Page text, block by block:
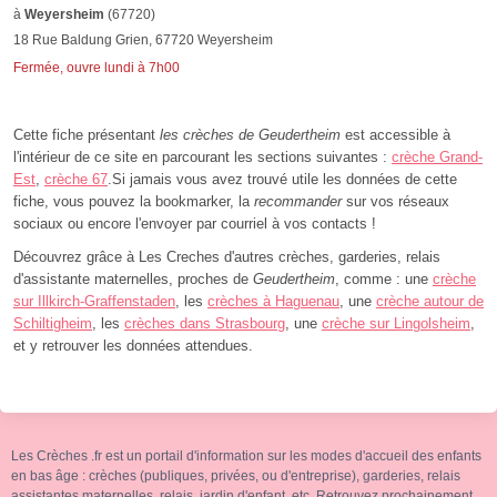
à Weyersheim (67720)
18 Rue Baldung Grien, 67720 Weyersheim
Fermée, ouvre lundi à 7h00
Cette fiche présentant les crèches de Geudertheim est accessible à
l'intérieur de ce site en parcourant les sections suivantes : crèche Grand-
Est, crèche 67.Si jamais vous avez trouvé utile les données de cette
fiche, vous pouvez la bookmarker, la recommandersur vos réseaux
sociaux ou encore l'envoyer par courriel à vos contacts !
Découvrez grâce à Les Creches d'autres crèches, garderies, relais
d'assistante maternelles, proches de Geudertheim, comme : une crèche
sur Illkirch-Graffenstaden, les crèches à Haguenau, une crèche autour de
Schiltigheim, les crèches dans Strasbourg, une crèche sur Lingolsheim,
et y retrouver les données attendues.
Les Crèches .fr est un portail d'information sur les modes d'accueil des enfants
en bas âge : crèches (publiques, privées, ou d'entreprise), garderies, relais